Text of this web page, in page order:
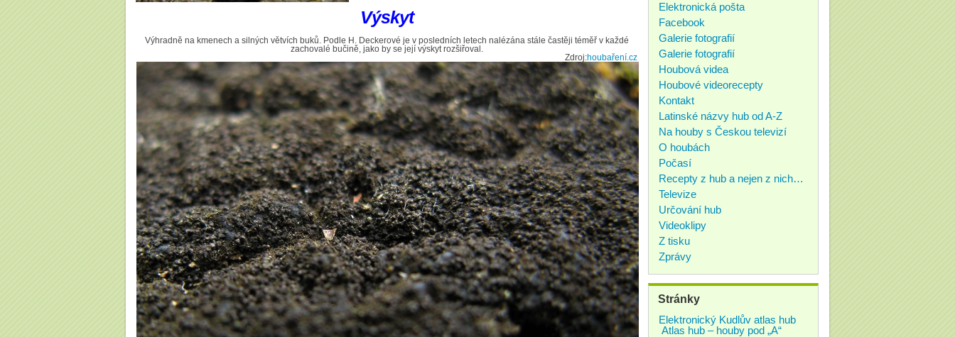
Výskyt
Výhradně na kmenech a silných větvích buků. Podle H. Deckerové je v posledních letech nalézána stále častěji téměř v každé
zachovalé bučině, jako by se její výskyt rozšiřoval.
Zdroj:houbaření.cz
Elektronická pošta
Facebook
Galerie fotografií
Galerie fotografií
Houbová videa
Houbové videorecepty
Kontakt
Latinské názvy hub od A-Z
Na houby s Českou televizí
O houbách
Počasí
Recepty z hub a nejen z nich…
Televize
Určování hub
Videoklipy
Z tisku
Zprávy
Stránky
Elektronický Kudlův atlas hub
Atlas hub – houby pod „A“